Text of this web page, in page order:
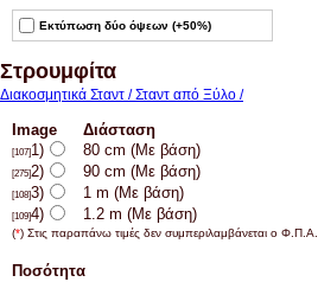
Εκτύπωση δύο όψεων (+50%)
Στρουμφίτα
Διακοσμητικά Σταντ / Σταντ από Ξύλο /
Image Διάσταση
[107] 1) 80 cm (Με βάση)
[275]2) 90 cm (Με βάση)
[108]3) 1 m (Με βάση)
[109]4) 1.2 m (Με βάση)
(*) Στις παραπάνω τιμές δεν συμπεριλαμβάνεται ο Φ.Π.Α.
Ποσότητα